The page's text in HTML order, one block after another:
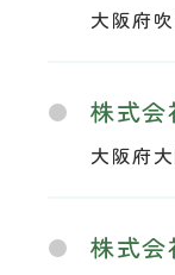
大阪府
株式会
大阪府
株式会